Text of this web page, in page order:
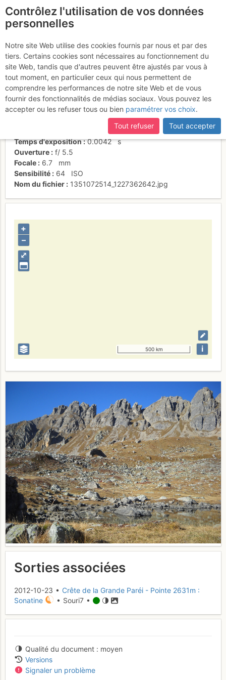
C'est là qu'on grimpe !
Activités
Date/heure
23 oct. 2012 10:50
Contributeur
Souri7
individuel (CC by-nc-nd)
NIKON COOLPIX L19
Temps d'exposition
0.0042 s
Ouverture
f/ 5.5
Focale
6.7
mm
Sensibilité
64
ISO
Nom du fichier
1351072514_1227362642.jpg
⤢
+
–
500 km i
Sorties associées
2012-10-23 • Crête de la Grande Paréi - Pointe 2631m :
Sonatine
• Souri7 •
Qualité du document
moyen
Versions
Signaler un problème
Contrôlez l'utilisation de vos données
personnelles
Notre site Web utilise des cookies fournis par nous et par des
tiers. Certains cookies sont nécessaires au fonctionnement du
site Web, tandis que d'autres peuvent être ajustés par vous à
tout moment, en particulier ceux qui nous permettent de
comprendre les performances de notre site Web et de vous
fournir des fonctionnalités de médias sociaux. Vous pouvez les
accepter ou les refuser tous ou bien paramétrer vos choix.
Tout refuser
Tout accepter